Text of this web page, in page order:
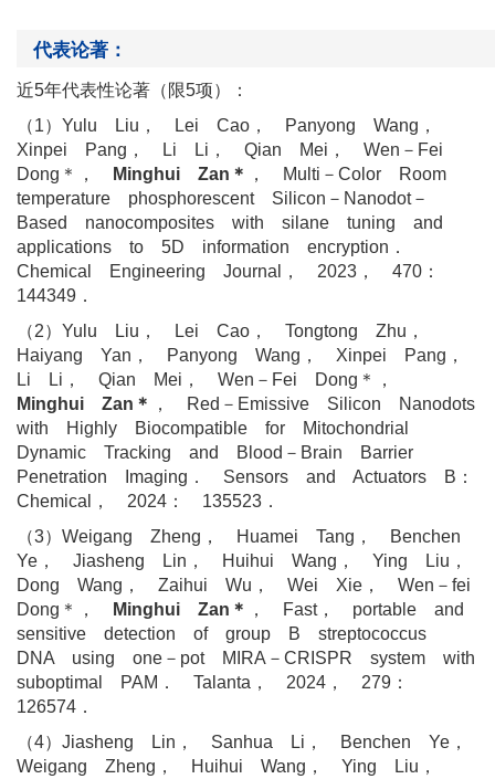
代表论著：
近5年代表性论著（限5项）：
（1）Yulu Liu， Lei Cao， Panyong Wang，
Xinpei Pang， Li Li， Qian Mei， Wen－Fei
Dong＊，
Minghui Zan＊
， Multi－Color Room
temperature phosphorescent Silicon－Nanodot－
Based nanocomposites with silane tuning and
applications to 5D information encryption．
Chemical Engineering Journal， 2023， 470：
144349．
（2）Yulu Liu， Lei Cao， Tongtong Zhu，
Haiyang Yan， Panyong Wang， Xinpei Pang，
Li Li， Qian Mei， Wen－Fei Dong＊，
Minghui Zan＊
， Red－Emissive Silicon Nanodots
with Highly Biocompatible for Mitochondrial
Dynamic Tracking and Blood－Brain Barrier
Penetration Imaging． Sensors and Actuators B：
Chemical， 2024： 135523．
（3）Weigang Zheng， Huamei Tang， Benchen
Ye， Jiasheng Lin， Huihui Wang， Ying Liu，
Dong Wang， Zaihui Wu， Wei Xie， Wen－fei
Dong＊，
Minghui Zan＊
， Fast， portable and
sensitive detection of group B streptococcus
DNA using one－pot MIRA－CRISPR system with
suboptimal PAM． Talanta， 2024， 279：
126574．
（4）Jiasheng Lin， Sanhua Li， Benchen Ye，
Weigang Zheng， Huihui Wang， Ying Liu，